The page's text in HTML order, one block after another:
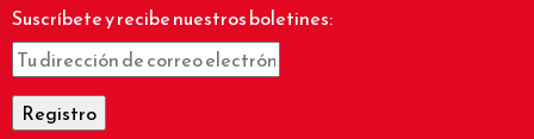
Suscríbete y recibe nuestros boletines: